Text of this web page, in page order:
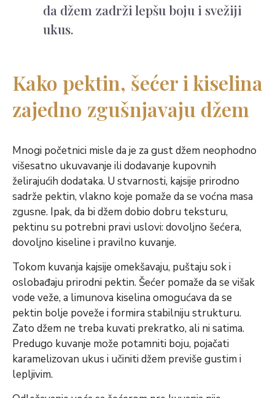
da džem zadrži lepšu boju i svežiji
ukus.
Kako pektin, šećer i kiselina
zajedno zgušnjavaju džem
Mnogi početnici misle da je za gust džem neophodno
višesatno ukuvavanje ili dodavanje kupovnih
želirajućih dodataka. U stvarnosti, kajsije prirodno
sadrže pektin, vlakno koje pomaže da se voćna masa
zgusne. Ipak, da bi džem dobio dobru teksturu,
pektinu su potrebni pravi uslovi: dovoljno šećera,
dovoljno kiseline i pravilno kuvanje.
Tokom kuvanja kajsije omekšavaju, puštaju sok i
oslobađaju prirodni pektin. Šećer pomaže da se višak
vode veže, a limunova kiselina omogućava da se
pektin bolje poveže i formira stabilniju strukturu.
Zato džem ne treba kuvati prekratko, ali ni satima.
Predugo kuvanje može potamniti boju, pojačati
karamelizovan ukus i učiniti džem previše gustim i
lepljivim.